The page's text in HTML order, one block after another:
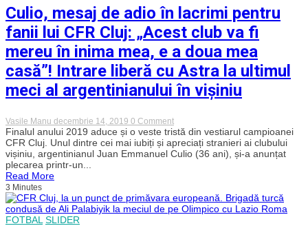
pandemia
coronavirus
Culio, mesaj de adio în lacrimi pentru
fanii lui CFR Cluj: „Acest club va fi
mereu în inima mea, e a doua mea
casă”! Intrare liberă cu Astra la ultimul
meci al argentinianului în vișiniu
Vasile Manu decembrie 14, 2019 0 Commenton
Culio,
mesaj
de
adio
fanii
lui
CFR
Finalul anului 2019 aduce și o veste tristă din vestiarul campioanei
CFR Cluj. Unul dintre cei mai iubiți și apreciați stranieri ai clubului
vișiniu, argentinianul Juan Emmanuel Culio (36 ani), și-a anunțat
plecarea printr-un...
Read More
3 Minutes
FOTBAL SLIDER